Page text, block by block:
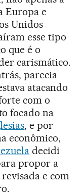
Europa e
Unidos
esse tipo
que é o
carismático.
parecia
atacando
com o
focado na
, e por
econômico,
decidi
propor a
e com